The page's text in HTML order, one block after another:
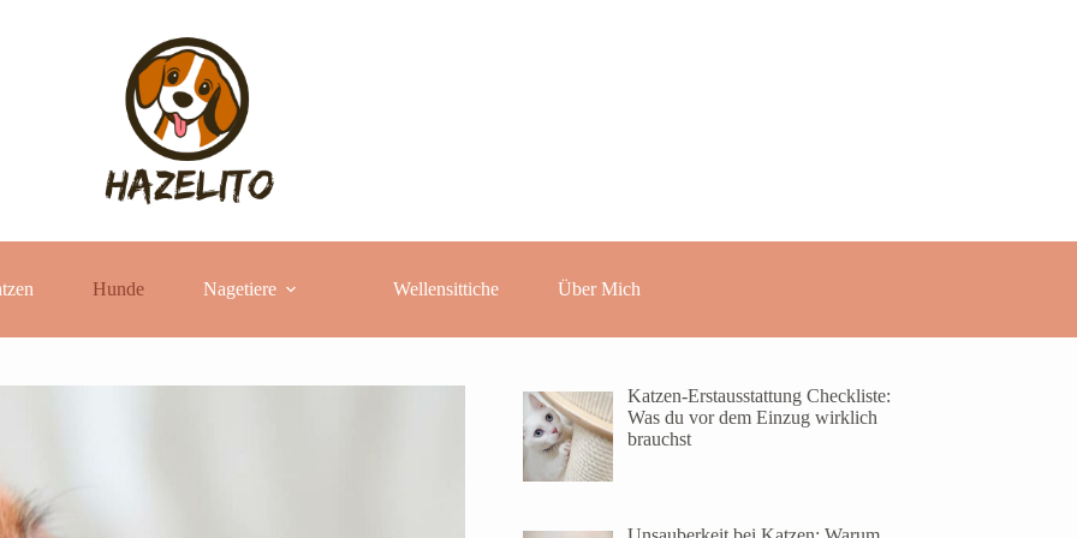
Hunde Nagetiere Wellensittiche Über Mich
Katzen-Erstausstattung Checkliste:
Was du vor dem Einzug wirklich
brauchst